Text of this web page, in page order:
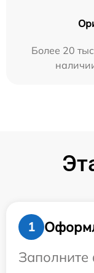
Более 20
1
Заполните